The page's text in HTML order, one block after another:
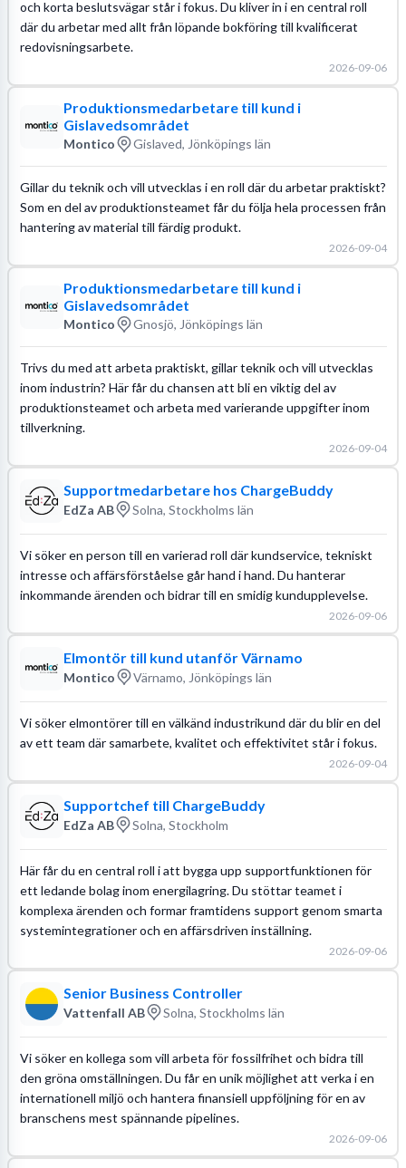
och korta beslutsvägar står i fokus. Du kliver in i en central roll
där du arbetar med allt från löpande bokföring till kvalificerat
redovisningsarbete.
2026-09-06
Produktionsmedarbetare till kund i
Gislavedsområdet
Montico Gislaved, Jönköpings län
Gillar du teknik och vill utvecklas i en roll där du arbetar praktiskt?
Som en del av produktionsteamet får du följa hela processen från
hantering av material till färdig produkt.
2026-09-04
Produktionsmedarbetare till kund i
Gislavedsområdet
Montico Gnosjö, Jönköpings län
Trivs du med att arbeta praktiskt, gillar teknik och vill utvecklas
inom industrin? Här får du chansen att bli en viktig del av
produktionsteamet och arbeta med varierande uppgifter inom
tillverkning.
2026-09-04
Supportmedarbetare hos ChargeBuddy
EdZa AB Solna, Stockholms län
Vi söker en person till en varierad roll där kundservice, tekniskt
intresse och affärsförståelse går hand i hand. Du hanterar
inkommande ärenden och bidrar till en smidig kundupplevelse.
2026-09-06
Elmontör till kund utanför Värnamo
Montico Värnamo, Jönköpings län
Vi söker elmontörer till en välkänd industrikund där du blir en del
av ett team där samarbete, kvalitet och effektivitet står i fokus.
2026-09-04
Supportchef till ChargeBuddy
EdZa AB Solna, Stockholm
Här får du en central roll i att bygga upp supportfunktionen för
ett ledande bolag inom energilagring. Du stöttar teamet i
komplexa ärenden och formar framtidens support genom smarta
systemintegrationer och en affärsdriven inställning.
2026-09-06
Senior Business Controller
Vattenfall AB Solna, Stockholms län
Vi söker en kollega som vill arbeta för fossilfrihet och bidra till
den gröna omställningen. Du får en unik möjlighet att verka i en
internationell miljö och hantera finansiell uppföljning för en av
branschens mest spännande pipelines.
2026-09-06